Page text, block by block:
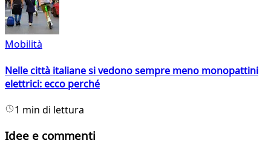
Mobilità
Nelle città italiane si vedono sempre meno monopattini
elettrici: ecco perché
1 min di lettura
Idee e commenti